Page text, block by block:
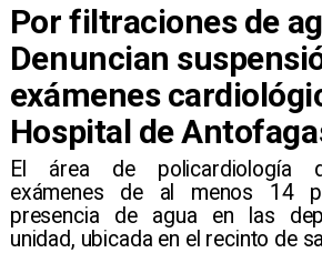
Por filtraciones de
Denuncian
exámenes
Hospital de
El área de policardiología
exámenes de al menos 14
presencia de agua en las
unidad, ubicada en el recinto de